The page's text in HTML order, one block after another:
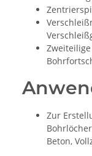
Zur
Beton,